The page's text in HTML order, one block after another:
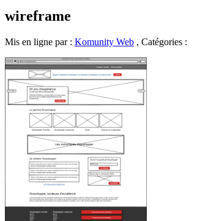
wireframe
Mis en ligne par : Komunity Web , Catégories :